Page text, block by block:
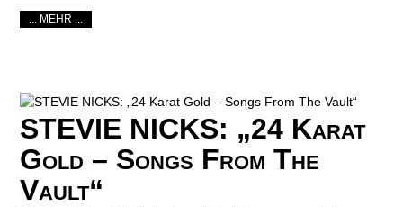
... MEHR ...
STEVIE NICKS: „24 Karat
Gold – Songs From The
Vault“